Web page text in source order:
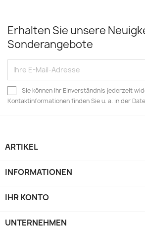
Erhalten Sie unsere
Sonderangebote
Sie können Ihr Einverständnis jederzeit
Kontaktinformationen finden Sie u. a. in der
ARTIKEL
INFORMATIONEN
IHR KONTO
UNTERNEHMEN